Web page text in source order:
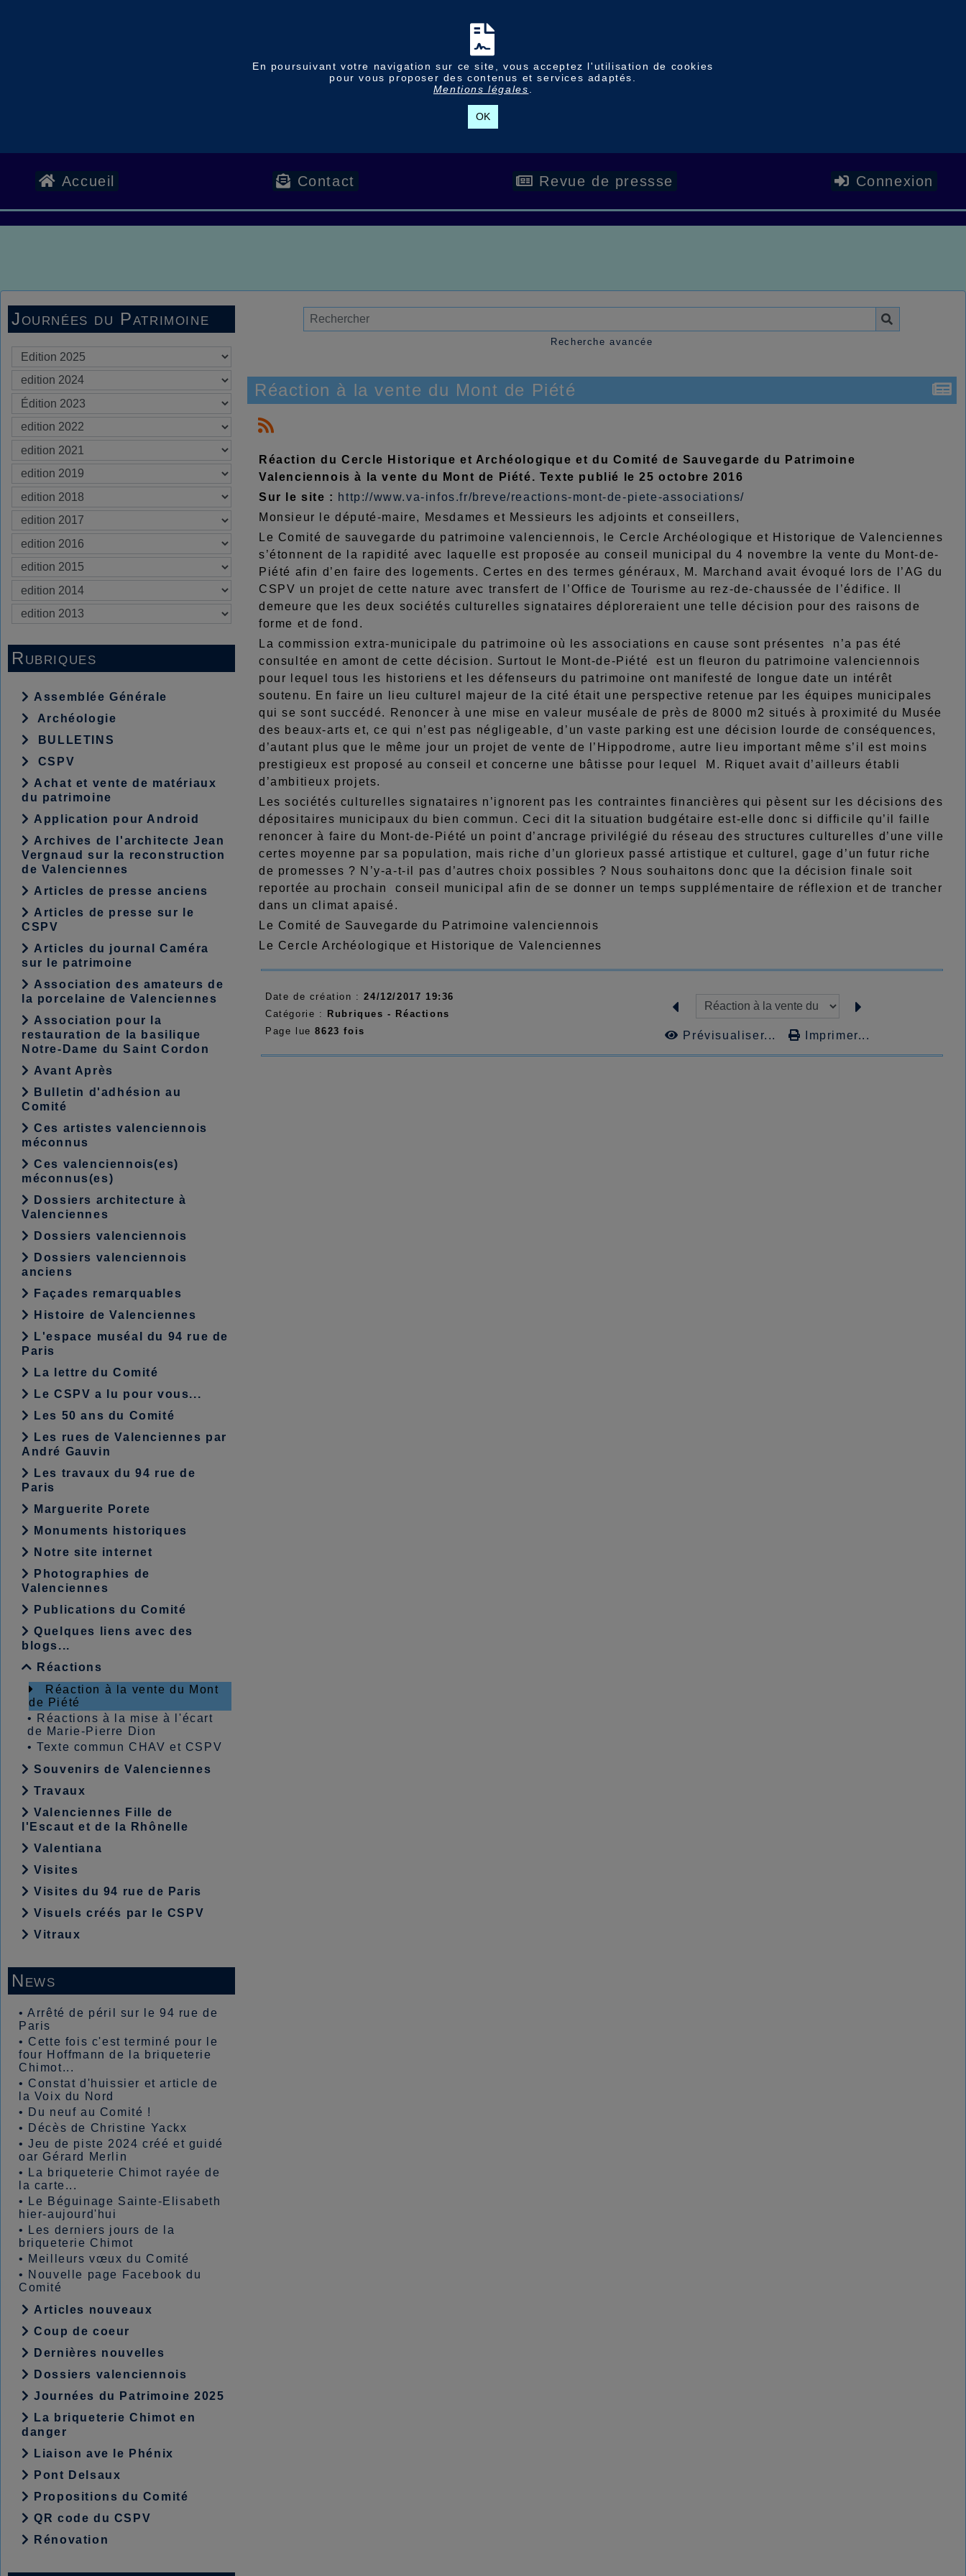
En poursuivant votre navigation sur ce site, vous acceptez l'utilisation de cookies
pour vous proposer des contenus et services adaptés.
Mentions légales
OK
Accueil Contact Revue de pressse Connexion
Journées du Patrimoine
Rubriques
Assemblée Générale
Archéologie
BULLETINS
CSPV
Achat et vente de matériaux
du patrimoine
Application pour Android
Archives de l'architecte Jean
Vergnaud sur la reconstruction
de Valenciennes
Articles de presse anciens
Articles de presse sur le
CSPV
Articles du journal Caméra
sur le patrimoine
Association des amateurs de
la porcelaine de Valenciennes
Association pour la
restauration de la basilique
Notre-Dame du Saint Cordon
Avant Après
Bulletin d'adhésion au
Comité
Ces artistes valenciennois
méconnus
Ces valenciennois(es)
méconnus(es)
Dossiers architecture à
Valenciennes
Dossiers valenciennois
Dossiers valenciennois
anciens
Façades remarquables
Histoire de Valenciennes
L'espace muséal du 94 rue de
Paris
La lettre du Comité
Le CSPV a lu pour vous...
Les 50 ans du Comité
Les rues de Valenciennes par
André Gauvin
Les travaux du 94 rue de
Paris
Marguerite Porete
Monuments historiques
Notre site internet
Photographies de
Valenciennes
Publications du Comité
Quelques liens avec des
blogs...
Réactions
Réaction à la vente du Mont
de Piété
•
Réactions à la mise à l'écart
de Marie-Pierre Dion
•Texte commun CHAV et CSPV
Souvenirs de Valenciennes
Travaux
Valenciennes Fille de
l'Escaut et de la Rhônelle
Valentiana
Visites
Visites du 94 rue de Paris
Visuels créés par le CSPV
Vitraux
News
•Arrêté de péril sur le 94 rue de
Paris
• Cette fois c'est terminé pour le
four Hoffmann de la briqueterie
Chimot...
• Constat d'huissier et article de
la Voix du Nord
•
Du neuf au Comité !
•
Décès de Christine Yackx
•Jeu de piste 2024 créé et guidé
oar Gérard Merlin
•
La briqueterie Chimot rayée de
la carte...
•
Le Béguinage Sainte-Elisabeth
hier-aujourd'hui
•
Les derniers jours de la
briqueterie Chimot
• Meilleurs vœux du Comité
• Nouvelle page Facebook du
Comité
Articles nouveaux
Coup de coeur
Dernières nouvelles
Dossiers valenciennois
Journées du Patrimoine 2025
La briqueterie Chimot en
danger
Liaison ave le Phénix
Pont Delsaux
Propositions du Comité
QR code du CSPV
Rénovation
Recherche avancée
Réaction à la vente du Mont de Piété
Réaction du Cercle Historique et Archéologique et du Comité de Sauvegarde du Patrimoine
Valenciennois à la vente du Mont de Piété. Texte publié le 25 octobre 2016
Sur le site : http://www.va-infos.fr/breve/reactions-mont-de-piete-associations/
Monsieur le député-maire, Mesdames et Messieurs les adjoints et conseillers,
Le Comité de sauvegarde du patrimoine valenciennois, le Cercle Archéologique et Historique de Valenciennes
s’étonnent de la rapidité avec laquelle est proposée au conseil municipal du 4 novembre la vente du Mont-de-
Piété afin d’en faire des logements. Certes en des termes généraux, M. Marchand avait évoqué lors de l’AG du
CSPV un projet de cette nature avec transfert de l’Office de Tourisme au rez-de-chaussée de l’édifice. Il
demeure que les deux sociétés culturelles signataires déploreraient une telle décision pour des raisons de
forme et de fond.
La commission extra-municipale du patrimoine où les associations en cause sont présentes n’a pas été
consultée en amont de cette décision. Surtout le Mont-de-Piété est un fleuron du patrimoine valenciennois
pour lequel tous les historiens et les défenseurs du patrimoine ont manifesté de longue date un intérêt
soutenu. En faire un lieu culturel majeur de la cité était une perspective retenue par les équipes municipales
qui se sont succédé. Renoncer à une mise en valeur muséale de près de 8000 m2 situés à proximité du Musée
des beaux-arts et, ce qui n’est pas négligeable, d’un vaste parking est une décision lourde de conséquences,
d’autant plus que le même jour un projet de vente de l’Hippodrome, autre lieu important même s’il est moins
prestigieux est proposé au conseil et concerne une bâtisse pour lequel M. Riquet avait d’ailleurs établi
d’ambitieux projets.
Les sociétés culturelles signataires n’ignorent pas les contraintes financières qui pèsent sur les décisions des
dépositaires municipaux du bien commun. Ceci dit la situation budgétaire est-elle donc si difficile qu’il faille
renoncer à faire du Mont-de-Piété un point d’ancrage privilégié du réseau des structures culturelles d’une ville
certes moyenne par sa population, mais riche d’un glorieux passé artistique et culturel, gage d’un futur riche
de promesses ? N’y-a-t-il pas d’autres choix possibles ? Nous souhaitons donc que la décision finale soit
reportée au prochain conseil municipal afin de se donner un temps supplémentaire de réflexion et de trancher
dans un climat apaisé.
Le Comité de Sauvegarde du Patrimoine valenciennois
Le Cercle Archéologique et Historique de Valenciennes
Date de création :24/12/2017 19:36
Catégorie :
Rubriques - Réactions
Page lue8623 fois Prévisualiser... Imprimer...